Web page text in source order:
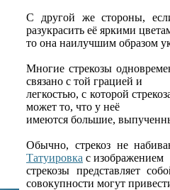
С другой же стороны,
разукрасить её яркими
то она наилучшим образом
Многие стрекозы
связано с той грацией и
легкостью, с которой
может то, что у неё
имеются большие,
Обычно, стрекоз не
Татуировка с изображением
стрекозы представляет
совокупности могут